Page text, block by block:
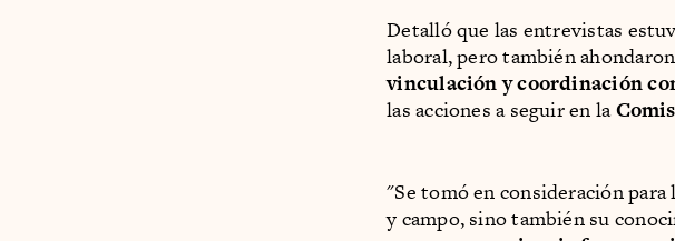
Detalló que las entrevistas
laboral, pero también
vinculación y coordinación
las acciones a seguir en la
"Se tomó en consideración
y campo, sino también su